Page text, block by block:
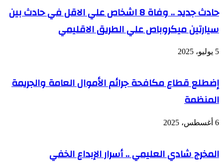
حادث جديد .. وفاة 8 اشخاص علي الاقل في حادث بين
سيارتين ميكروباص علي الطريق الاقليمي
5 يوليو، 2025
إضطلع قطاع مكافحة جرائم الأموال العامة والجريمة
المنظمة
6 أغسطس، 2025
المخرج شادي العليمي .. أسرار الإبداع الخفي